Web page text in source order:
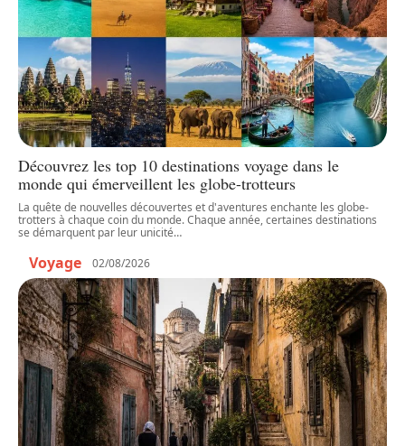
Découvrez les top 10 destinations voyage dans le
monde qui émerveillent les globe-trotteurs
La quête de nouvelles découvertes et d'aventures enchante les globe-
trotters à chaque coin du monde. Chaque année, certaines destinations
se démarquent par leur unicité…
Voyage 02/08/2026